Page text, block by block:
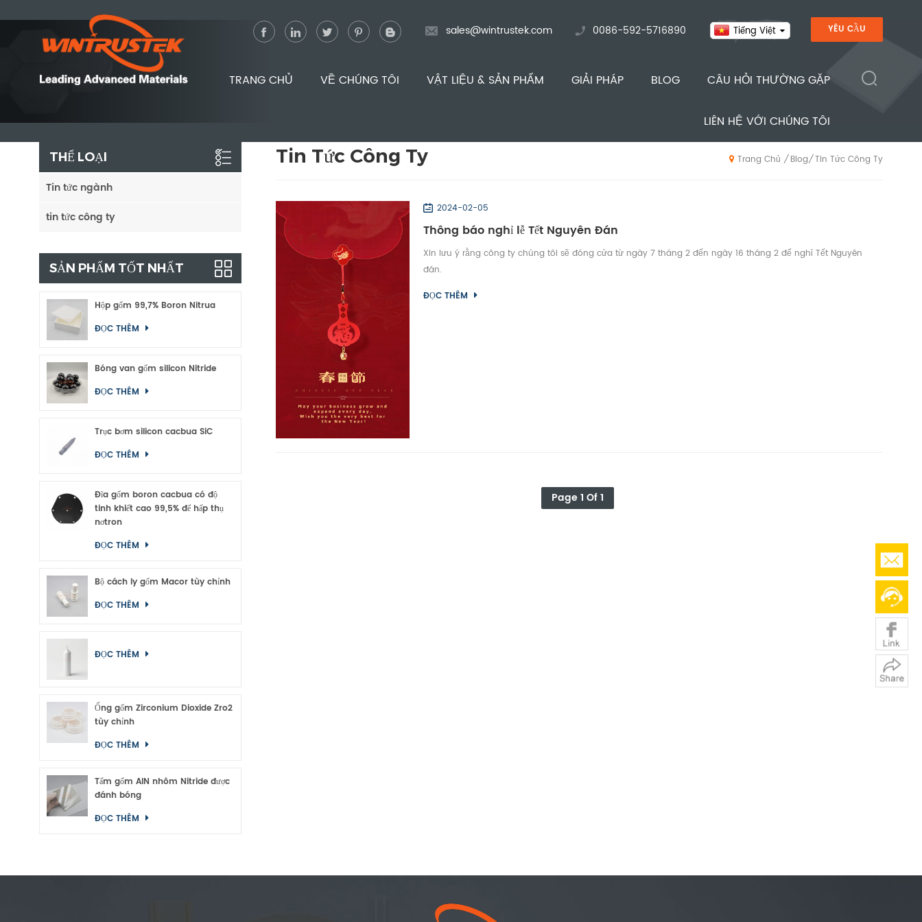
YÊU CẦU
Tiếng Việt
sales@wintrustek.com 0086-592-5716890
TRANG CHỦ VỀ CHÚNG TÔI VẬT LIỆU & SẢN PHẨM GIẢI PHÁP BLOG CÂU HỎI THƯỜNG GẶP
LIÊN HỆ VỚI CHÚNG TÔI
Tin Tức Công Ty Trang Chủ / Blog/ Tin Tức Công Ty
2024-02-05
Thông báo nghỉ lễ Tết Nguyên Đán
Xin lưu ý rằng công ty chúng tôi sẽ đóng cửa từ ngày 7 tháng 2 đến ngày 16 tháng 2 để nghỉ Tết Nguyên
đán.
ĐỌC THÊM
Page 1 Of 1
THỂ LOẠI
Tin tức ngành
tin tức công ty
SẢN PHẨM TỐT NHẤT
Hộp gốm 99,7% Boron Nitrua
ĐỌC THÊM
Bóng van gốm silicon Nitride
ĐỌC THÊM
Trục bơm silicon cacbua SiC
ĐỌC THÊM
Đĩa gốm boron cacbua có độ
tinh khiết cao 99,5% để hấp thụ
nơtron
ĐỌC THÊM
Bộ cách ly gốm Macor tùy chỉnh
ĐỌC THÊM
ĐỌC THÊM
Ống gốm Zirconium Dioxide Zro2
tùy chỉnh
ĐỌC THÊM
Tấm gốm AlN nhôm Nitride được
đánh bóng
ĐỌC THÊM